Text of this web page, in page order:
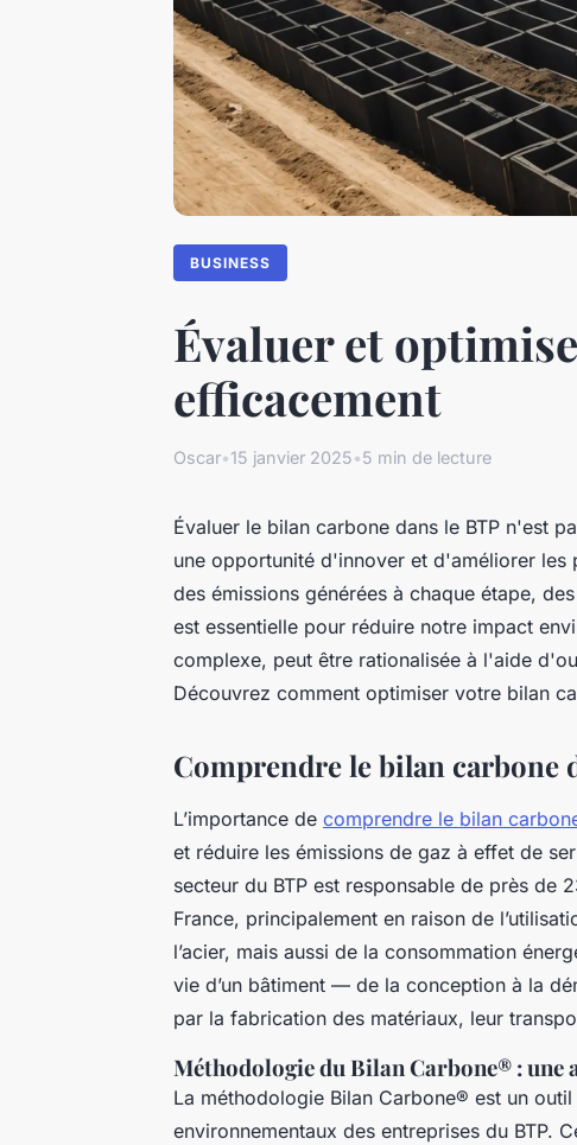
BUSINESS
Évaluer et
efficacement
Oscar•15 janvier 2025•5 min de lecture
Évaluer le bilan carbone dans le BTP n'est
une opportunité d'innover et d'améliorer
des émissions générées à chaque étape,
est essentielle pour réduire notre impact
complexe, peut être rationalisée à l'aide
Découvrez comment optimiser votre bilan
Comprendre le bilan carbone
L’importance de comprendre le bilan
et réduire les émissions de gaz à effet de
secteur du BTP est responsable de près de
France, principalement en raison de
l’acier, mais aussi de la consommation
vie d’un bâtiment — de la conception à la
par la fabrication des matériaux, leur
Méthodologie du Bilan Carbone® : une
La méthodologie Bilan Carbone® est un
environnementaux des entreprises du BTP.